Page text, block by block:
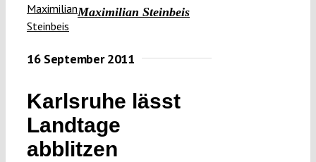
Verfassungs
Verfassungs
Verfassungs
editorial
Maximilian Steinbeis
16 September 2011
Karlsruhe lässt
Landtage
abblitzen